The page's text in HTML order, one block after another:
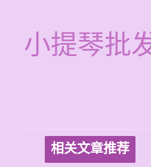
小提琴批
相关文章推荐